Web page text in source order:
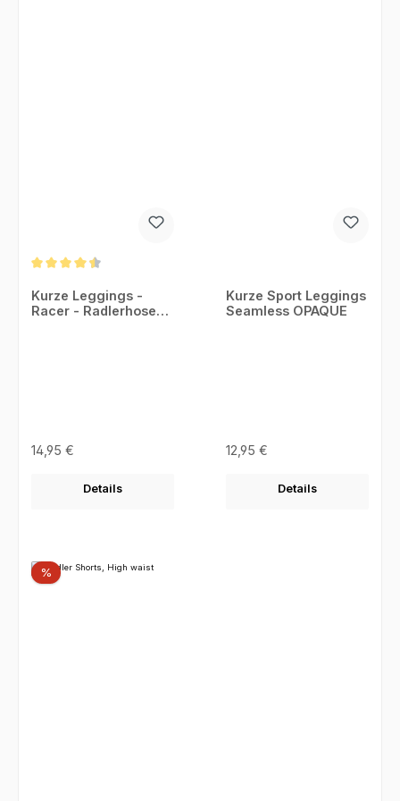
Kurze Leggings -
Racer - Radlerhose
Regulärer Preis:
14,95 €
Details
Kurze Sport Leggings
Seamless OPAQUE
Regulärer Preis:
12,95 €
Details
%Rabatt